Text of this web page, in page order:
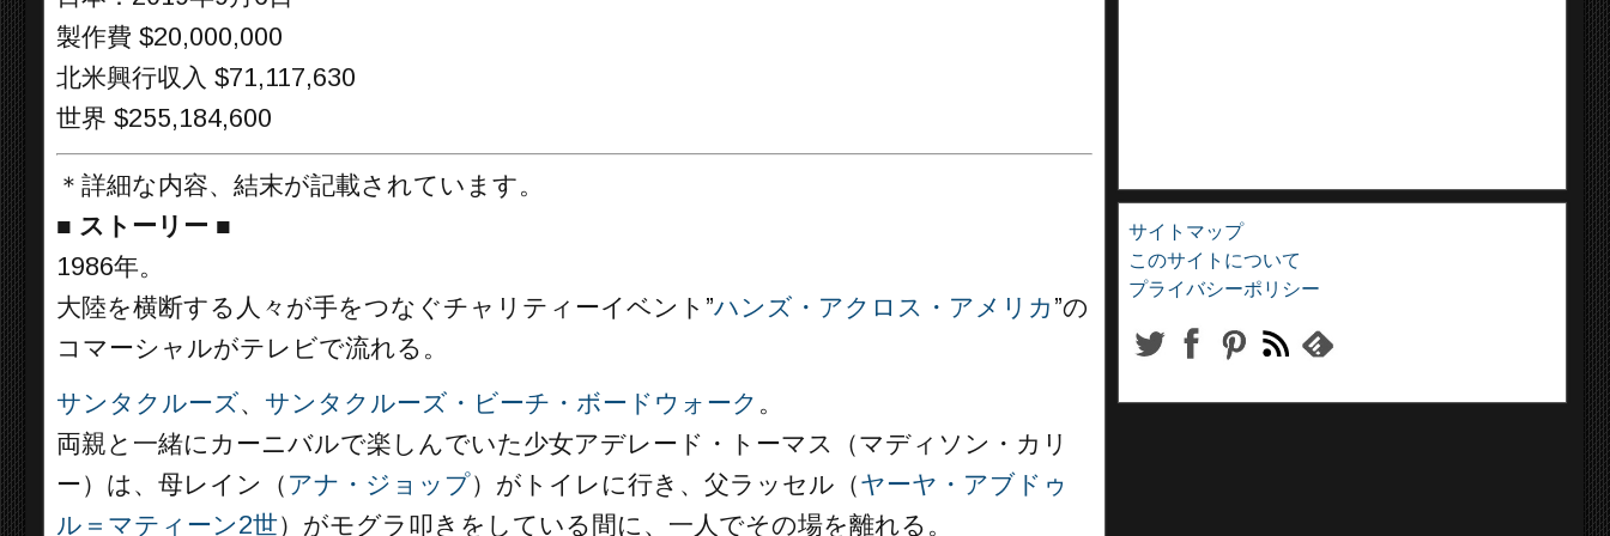
製作費 $20,000,000
北米興行収入 $71,117,630
世界 $255,184,600
＊詳細な内容、結末が記載されています。
■ ストーリー ■
1986年。
大陸を横断する人々が手をつなぐチャリティーイベント”ハンズ・アクロス・アメリカ ”の
コマーシャルがテレビで流れる。
サンタクルーズ、 サンタクルーズ・ビーチ・ボードウォーク 。
両親と一緒にカーニバルで楽しんでいた少女アデレード・トーマス（マディソン・カリ
ー）は、母レイン（ アナ・ジョップ）がトイレに行き、父ラッセル（ヤーヤ・アブドゥ
ル＝マティーン2世）がモグラ叩きをしている間に、一人でその場を離れる。
サイトマップ
このサイトについて
プライバシーポリシー